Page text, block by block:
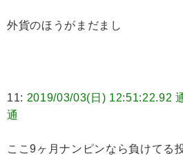
外貨のほうがまだまし
11: 2019/03/03(日) 12:51:22.92
通
ここ9ヶ月ナンピンなら負けてる